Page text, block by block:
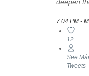
deepen
7:04 PM -
12
See
Tweets